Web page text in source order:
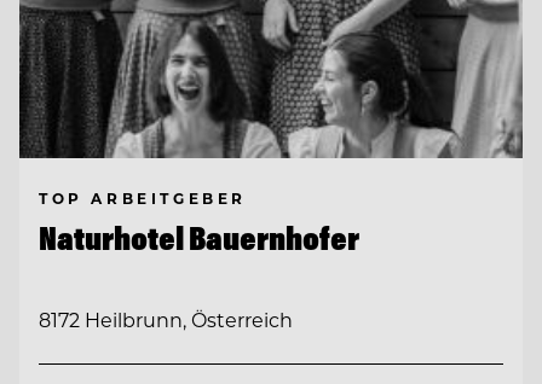
TOP ARBEITGEBER
Naturhotel Bauernhofer
8172 Heilbrunn, Österreich